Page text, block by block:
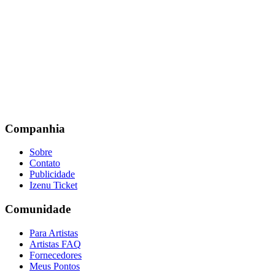
Companhia
Sobre
Contato
Publicidade
Izenu Ticket
Comunidade
Para Artistas
Artistas FAQ
Fornecedores
Meus Pontos